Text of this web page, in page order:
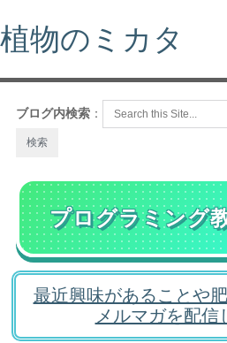
植物のミカタ
ブログ内検索 ：
プログラミング
最近興味があることや
メルマガを配信